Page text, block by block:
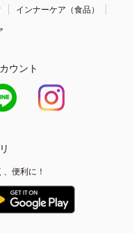
インナーケア（食品）
ウント
便利に！